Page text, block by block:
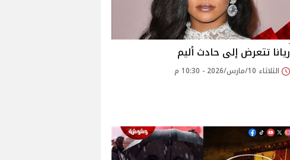
ريانا تتعرض إلى حادث أليم
الثلاثاء 10/مارس/2026 - 10:30 م